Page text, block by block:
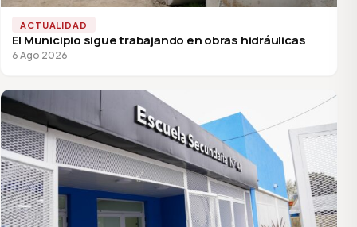
ACTUALIDAD
El Municipio sigue trabajando en obras hidráulicas
6 Ago 2026